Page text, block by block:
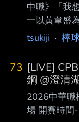
中職》「我
一以黃韋盛
「可能很多
覺得盡早把
事。」中信
答媒體對於
發地道出兄
足，「不只
tsukiji · 棒
73 [LIVE]
鋼 @澄清
2026中華職
場 開賽